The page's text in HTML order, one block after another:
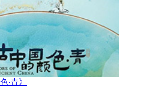
·青》